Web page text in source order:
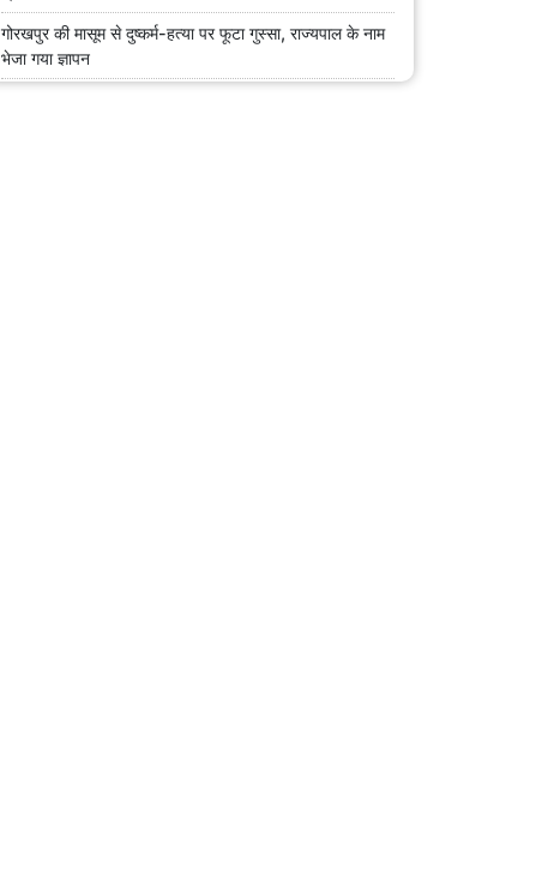
गोरखपुर की मासूम से दुष्कर्म-हत्या पर फूटा गुस्सा, राज्यपाल के नाम
भेजा गया ज्ञापन